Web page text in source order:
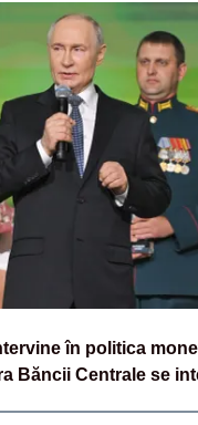
în politica
Băncii Centrale se